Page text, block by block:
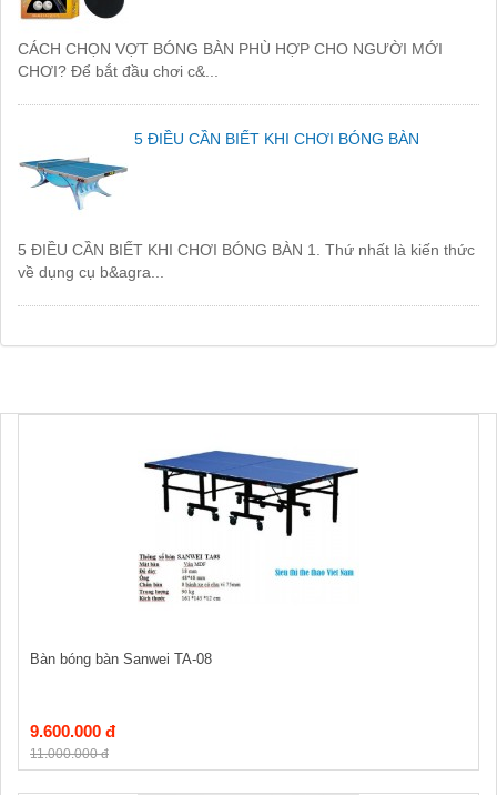
CÁCH CHỌN VỢT BÓNG BÀN PHÙ HỢP CHO NGƯỜI MỚI
CHƠI? Để bắt đầu chơi c&...
5 ĐIỀU CẦN BIẾT KHI CHƠI BÓNG BÀN
5 ĐIỀU CẦN BIẾT KHI CHƠI BÓNG BÀN 1. Thứ nhất là kiến thức
về dụng cụ b&agra...
Bàn bóng bàn Sanwei TA-08
9.600.000 đ
11.000.000 đ